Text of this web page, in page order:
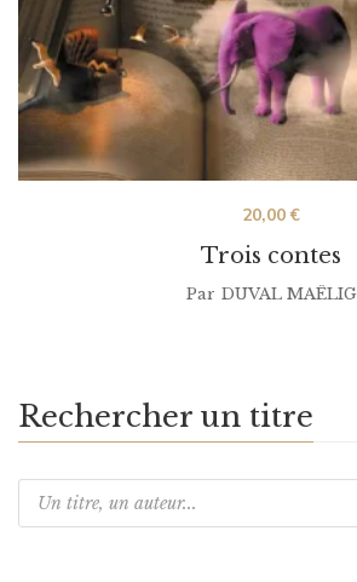
Trois contes
20,00€
Par DUVAL MAËLIG
Rechercher un titre